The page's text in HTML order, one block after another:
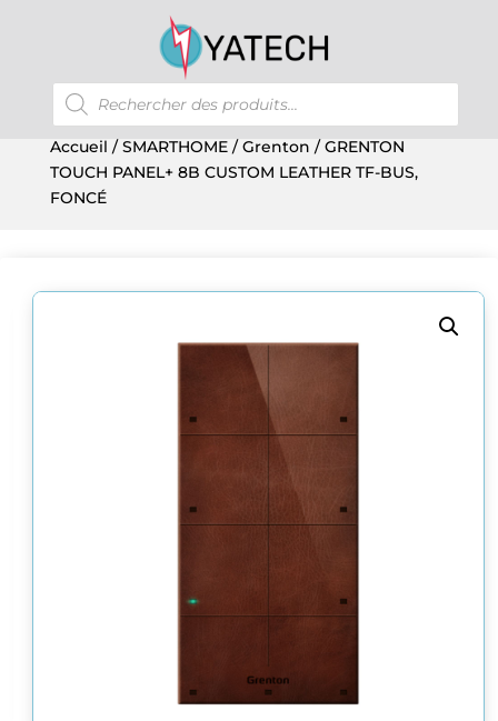
Recherche
de
produits
Accueil /SMARTHOME/Grenton / GRENTON
TOUCH PANEL+ 8B CUSTOM LEATHER TF-BUS,
FONCÉ